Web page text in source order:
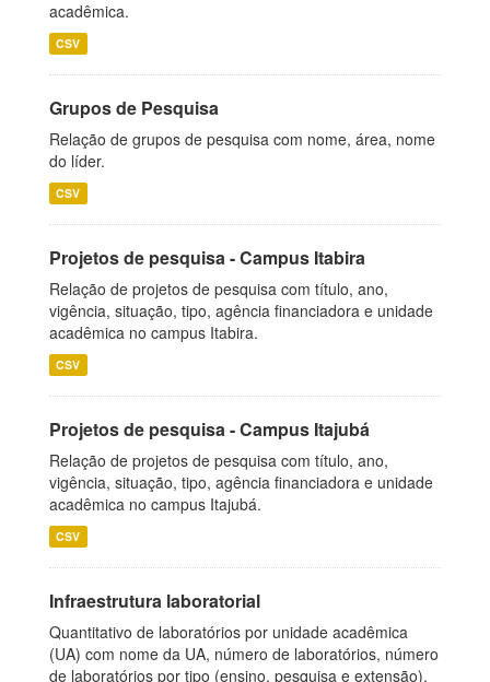
acadêmica.
CSV
Grupos de Pesquisa
Relação de grupos de pesquisa com nome, área, nome
do líder.
CSV
Projetos de pesquisa - Campus Itabira
Relação de projetos de pesquisa com título, ano,
vigência, situação, tipo, agência financiadora e unidade
acadêmica no campus Itabira.
CSV
Projetos de pesquisa - Campus Itajubá
Relação de projetos de pesquisa com título, ano,
vigência, situação, tipo, agência financiadora e unidade
acadêmica no campus Itajubá.
CSV
Infraestrutura laboratorial
Quantitativo de laboratórios por unidade acadêmica
(UA) com nome da UA, número de laboratórios, número
de laboratórios por tipo (ensino, pesquisa e extensão),